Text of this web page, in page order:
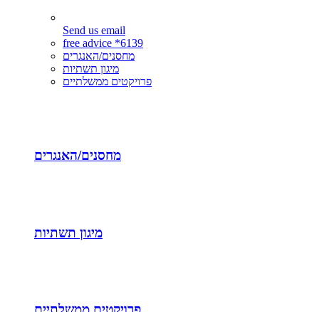
Send us email
free advice *6139
מחסנים/האנגרים
מיגון תשתיות
פרויקטים ממשלתיים
מחסנים/האנגרים
מיגון תשתיות